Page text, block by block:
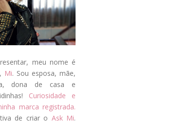
meu nome é
Mi. Sou esposa, mãe,
dona de casa e
Curiosidade e
marca registrada.
de criar o Ask Mi.